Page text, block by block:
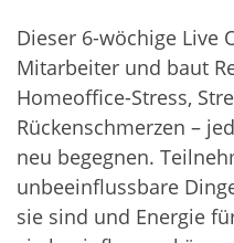
Dieser 6-wöchige Live
Mitarbeiter und baut
Homeoffice-Stress,
Rückenschmerzen –
neu begegnen.
unbeeinflussbare
sie sind und Energie